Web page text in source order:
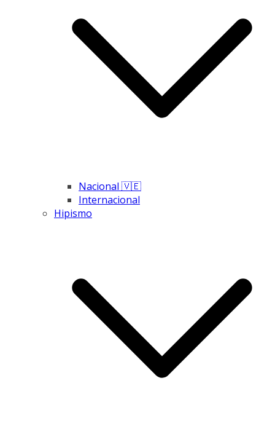
Nacional 🇻🇪
Internacional
Hipismo